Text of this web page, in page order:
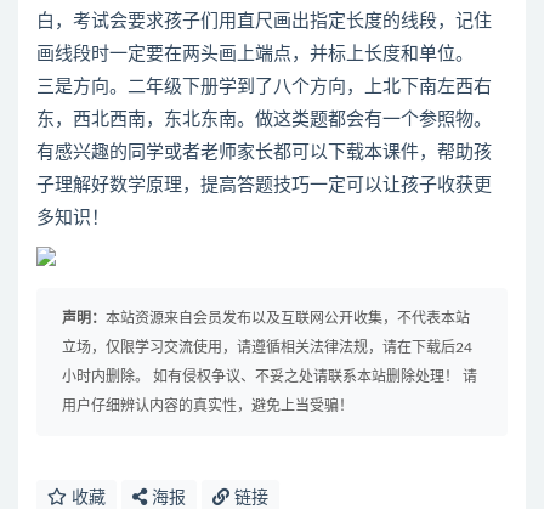
白，考试会要求孩子们用直尺画出指定长度的线段，记住
画线段时一定要在两头画上端点，并标上长度和单位。
三是方向。二年级下册学到了八个方向，上北下南左西右
东，西北西南，东北东南。做这类题都会有一个参照物。
有感兴趣的同学或者老师家长都可以下载本课件，帮助孩
子理解好数学原理，提高答题技巧一定可以让孩子收获更
多知识！
声明： 本站资源来自会员发布以及互联网公开收集，不代表本站
立场，仅限学习交流使用，请遵循相关法律法规，请在下载后24
小时内删除。 如有侵权争议、不妥之处请联系本站删除处理！ 请
用户仔细辨认内容的真实性，避免上当受骗！
收藏 海报 链接